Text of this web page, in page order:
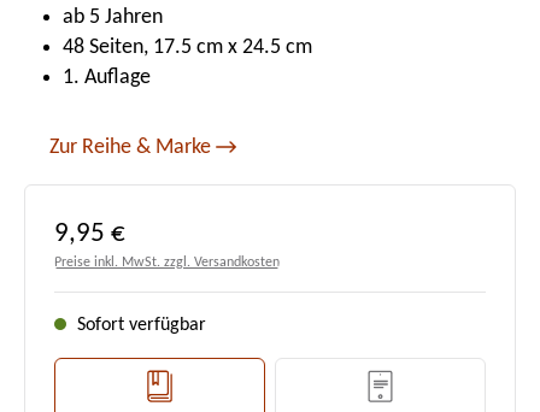
ab 5 Jahren
48 Seiten, 17.5 cm x 24.5 cm
1. Auflage
Zur Reihe & Marke
Regulärer Preis:
9,95 €
Preise inkl. MwSt. zzgl. Versandkosten
Sofort verfügbar